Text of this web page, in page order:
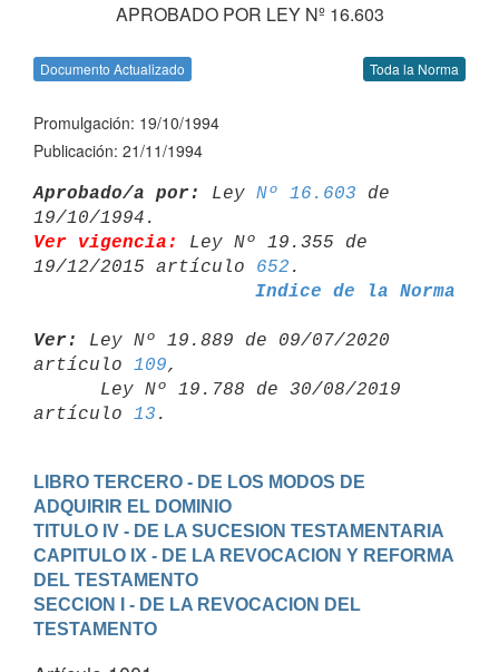
APROBADO POR LEY Nº 16.603
Documento Actualizado Toda la Norma
Promulgación: 19/10/1994
Publicación: 21/11/1994
Aprobado/a por: Ley Nº 16.603 de
Ver vigencia:
Ley Nº 19.355 de
19/12/2015 artículo 652
Indice de la Norma
Ver:
Ley Nº 19.889 de 09/07/2020
artículo 109,
artículo 13
LIBRO TERCERO - DE LOS MODOS DE
ADQUIRIR EL DOMINIO
TITULO IV - DE LA SUCESION TESTAMENTARIA
CAPITULO IX - DE LA REVOCACION Y REFORMA
DEL TESTAMENTO
SECCION I - DE LA REVOCACION DEL
TESTAMENTO